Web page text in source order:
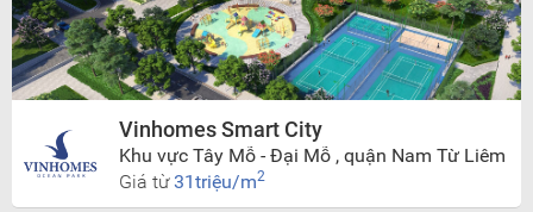
Vinhomes Smart City
Khu vực Tây Mỗ - Đại Mỗ , quận Nam Từ Liêm
Giá từ31triệu/m2